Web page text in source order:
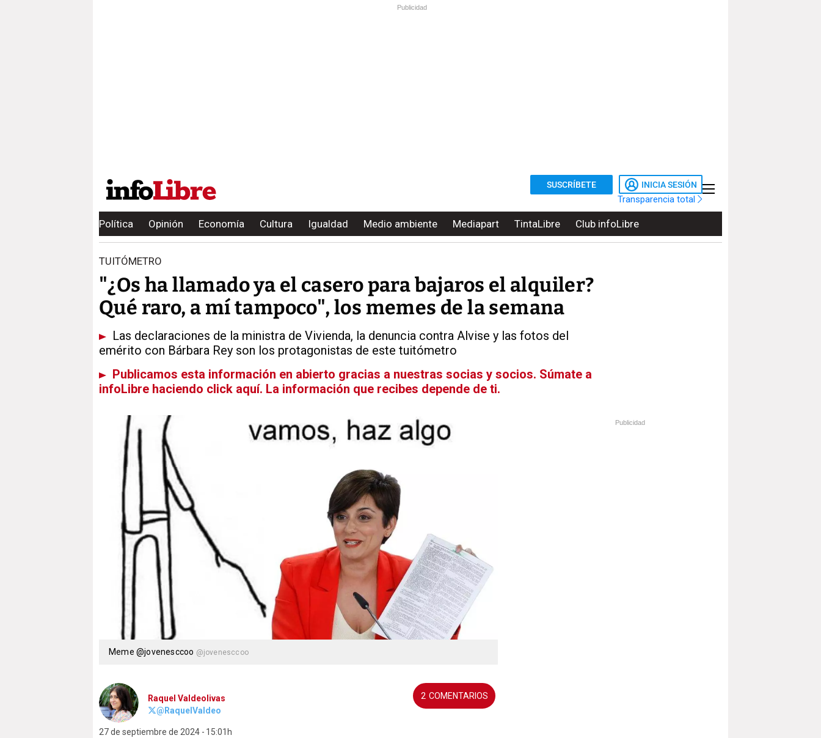
Publicidad
SUSCRÍBETE INICIA SESIÓN
Transparencia total
Política Opinión Economía Cultura Igualdad Medio ambiente Mediapart TintaLibre Club infoLibre
TUITÓMETRO
"¿Os ha llamado ya el casero para bajaros el alquiler?
Qué raro, a mí tampoco", los memes de la semana
Las declaraciones de la ministra de Vivienda, la denuncia contra Alvise y las fotos del
emérito con Bárbara Rey son los protagonistas de este tuitómetro
Publicamos esta información en abierto gracias a nuestras socias y socios. Súmate a
infoLibre haciendo click aquí. La información que recibes depende de ti.
Meme @jovenesccoo @jovenesccoo
Raquel Valdeolivas
@RaquelValdeo
27 de septiembre de 2024 15:01h
2
Publicidad